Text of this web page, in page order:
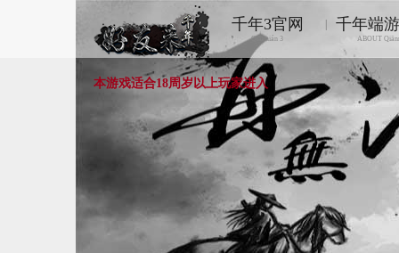
千年3官网
Qiānnián 3
千年端
ABOUT
本游戏适合18周岁以上玩家进入